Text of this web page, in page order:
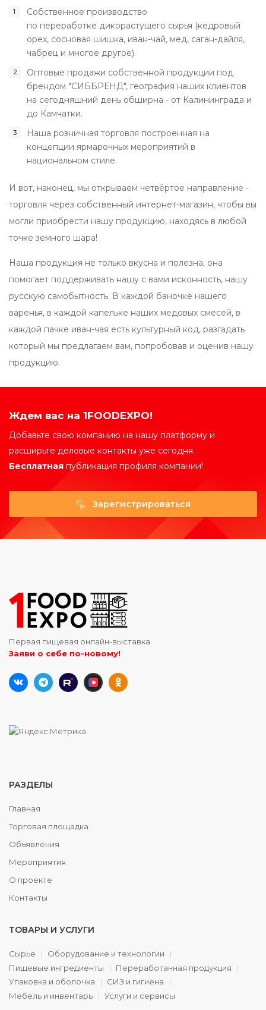
Собственное производство
по переработке дикорастущего сырья (кедровый
орех, сосновая шишка, иван-чай, мед, саган-дайля,
чабрец и многое другое).
Оптовые продажи собственной продукции под
брендом "СИББРЕНД", география наших клиентов
на сегодняшний день обширна - от Калининграда и
до Камчатки.
Наша розничная торговля построенная на
концепции ярмарочных мероприятий в
национальном стиле.
И вот, наконец, мы открываем четвёртое направление -
торговля через собственный интернет-магазин, чтобы вы
могли приобрести нашу продукцию, находясь в любой
точке земного шара!
Наша продукция не только вкусна и полезна, она
помогает поддерживать нашу с вами исконность, нашу
русскую самобытность. В каждой баночке нашего
варенья, в каждой капельке наших медовых смесей, в
каждой пачке иван-чая есть культурный код, разгадать
который мы предлагаем вам, попробовав и оценив нашу
продукцию.
Ждем вас на 1FOODEXPO!
Добавьте свою компанию на нашу платформу и
расширьте деловые контакты уже сегодня.
Бесплатная публикация профиля компании!
Зарегистрироваться
Первая пищевая онлайн-выставка
Заяви о себе по-новому!
РАЗДЕЛЫ
Главная
Торговая площадка
Объявления
Мероприятия
О проекте
Контакты
ТОВАРЫ И УСЛУГИ
Сырье
Оборудование и технологии
Пищевые ингредиенты
Переработанная продукция
Упаковка и оболочка
СИЗ и гигиена
Мебель и инвентарь
Услуги и сервисы